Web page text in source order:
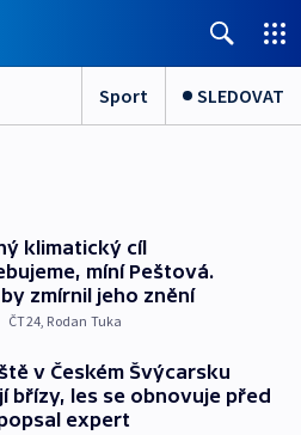
Sport SLEDOVAT
klimatický cíl
míní Peštová.
zmírnil jeho znění
ČT24, Rodan Tuka
v Českém Švýcarsku
břízy, les se obnovuje před
expert